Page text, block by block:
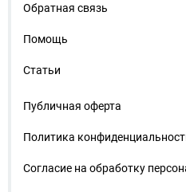
Обратная связь
Помощь
Статьи
Публичная оферта
Политика
Согласие на обработку